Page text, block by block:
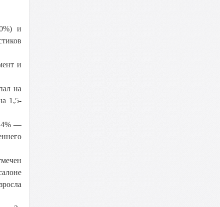
и
и
на
1,5-
—